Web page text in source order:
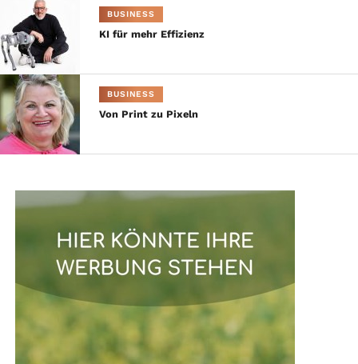
BUSINESS
KI für mehr Effizienz
BUSINESS
Von Print zu Pixeln